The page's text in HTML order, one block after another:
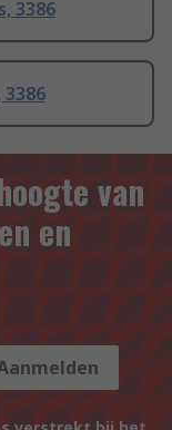
3386
van
en